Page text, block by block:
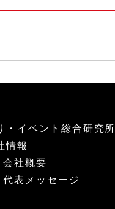
・イベント総合研究所
情報
会社概要
代表メッセージ